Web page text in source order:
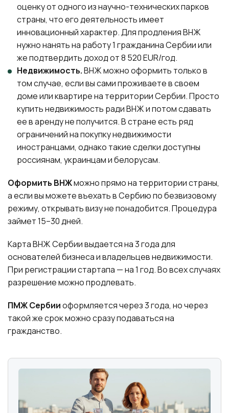
оценку от одного из научно-технических парков
страны, что его деятельность имеет
инновационный характер. Для продления ВНЖ
нужно нанять на работу 1 гражданина Сербии или
же подтвердить доход от 8 520 EUR/год.
Недвижимость.ВНЖ можно оформить только в
том случае, если вы сами проживаете в своем
доме или квартире на территории Сербии. Просто
купить недвижимость ради ВНЖ и потом сдавать
ее в аренду не получится. В стране есть ряд
ограничений на покупку недвижимости
иностранцами, однако такие сделки доступны
россиянам, украинцам и белорусам.
Оформить ВНЖможно прямо на территории страны,
а если вы можете въехать в Сербию по безвизовому
режиму, открывать визу не понадобится. Процедура
займет 15–30 дней.
Карта ВНЖ Сербии выдается на 3 года для
основателей бизнеса и владельцев недвижимости.
При регистрации стартапа — на 1 год. Во всех случаях
разрешение можно продлевать.
ПМЖ Сербииоформляется через 3 года, но через
такой же срок можно сразу подаваться на
гражданство.